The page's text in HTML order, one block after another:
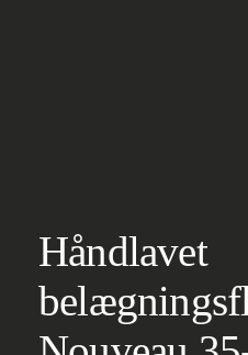
Håndlavet